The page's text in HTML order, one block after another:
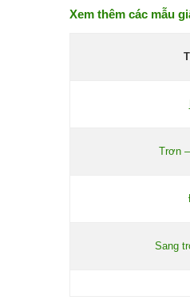
Xem thêm các mẫu
Trơn
Sang